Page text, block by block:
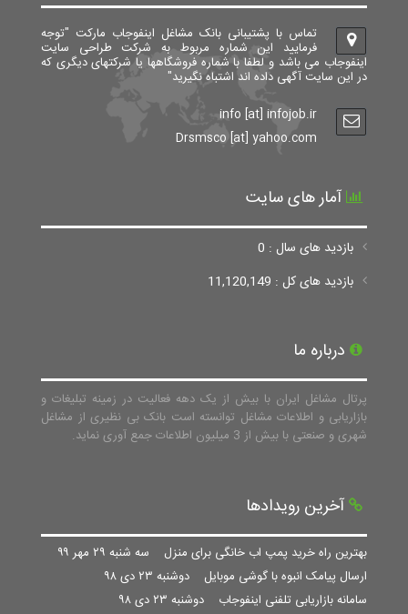
تماس با پشتیبانی بانک مشاغل اینفوجاب مارکت "توجه
فرمایید این شماره مربوط به شرکت طراحی سایت
اینفوجاب می باشد و لطفا با شماره فروشگاهها یا شرکتهای دیگری که
در این سایت آگهی داده اند اشتباه نگیرید"
info [at] infojob.ir
Drsmsco [at] yahoo.com
آمار های سایت
بازدید های سال : 0
بازدید های کل : 11,120,149
درباره ما
پرتال مشاغل ایران با بیش از یک دهه فعالیت در زمینه تبلیغات و
بازاریابی و اطلاعات مشاغل توانسته است بانک بی نظیری از مشاغل
شهری و صنعتی با بیش از 3 میلیون اطلاعات جمع آوری نماید.
آخرین رویدادها
بهترین راه خرید پمپ اب خانگی برای منزل سه شنبه ۲۹ مهر ۹۹
ارسال پیامک انبوه با گوشی موبایل دوشنبه ۲۳ دی ۹۸
سامانه بازاریابی تلفنی اینفوجاب دوشنبه ۲۳ دی ۹۸